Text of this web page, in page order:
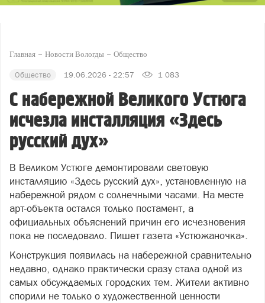
Главная Новости Вологды Общество
Общество 19.06.2026 - 22:57 1 083
С набережной Великого Устюга
исчезла инсталляция «Здесь
русский дух»
В Великом Устюге демонтировали световую
инсталляцию «Здесь русский дух», установленную на
набережной рядом с солнечными часами. На месте
арт-объекта остался только постамент, а
официальных объяснений причин его исчезновения
пока не последовало. Пишет газета «Устюжаночка».
Конструкция появилась на набережной сравнительно
недавно, однако практически сразу стала одной из
самых обсуждаемых городских тем. Жители активно
спорили не только о художественной ценности